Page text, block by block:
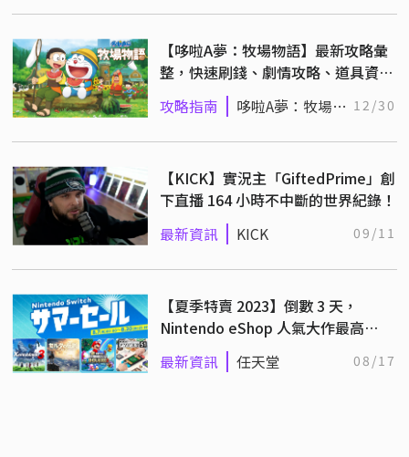
【哆啦A夢：牧場物語】最新攻略彙
整，快速刷錢、劇情攻略、道具資
料！
攻略指南
哆啦A夢：牧場物 12/30
【KICK】實況主「GiftedPrime」創
下直播 164 小時不中斷的世界紀錄！
最新資訊 KICK 09/11
【夏季特賣 2023】倒數 3 天，
Nintendo eShop 人氣大作最高
50% 折扣優惠！
最新資訊 任天堂 08/17